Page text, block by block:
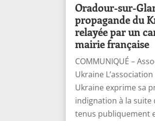
Oradour-sur-
propagande du
relayée par un
mairie française
COMMUNIQUÉ –
Ukraine
Ukraine exprime sa
indignation à la suite
tenus publiquement